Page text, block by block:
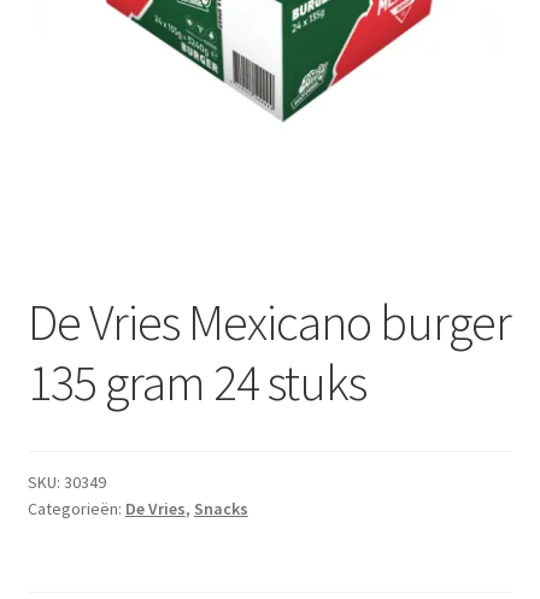
Droge Kruidenierswaren
Salades
Stoverijen
De Vries Mexicano burger
135 gram 24 stuks
SKU: 30349
Categorieën: De Vries, Snacks